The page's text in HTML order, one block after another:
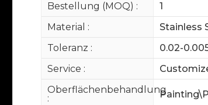
Bestellung (MOQ) :
1
Material :
Stainless
Toleranz :
0.02-
Service :
Oberflächenbehandlung
: